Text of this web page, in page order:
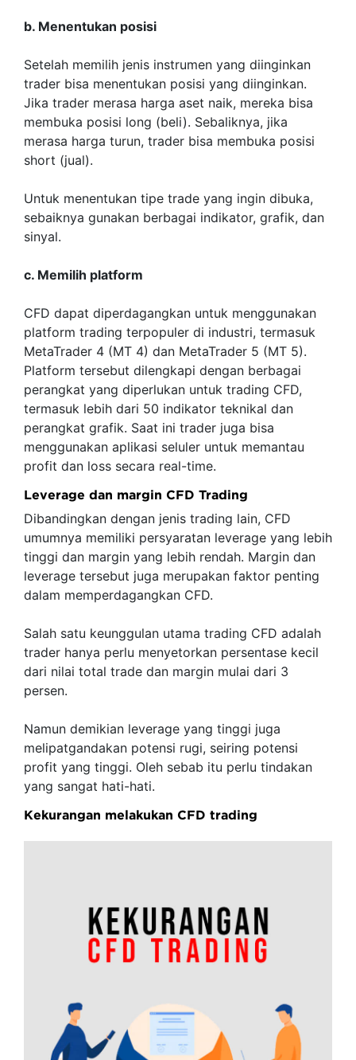
b. Menentukan posisi
Setelah memilih jenis instrumen yang diinginkan
trader bisa menentukan posisi yang diinginkan.
Jika trader merasa harga aset naik, mereka bisa
membuka posisi long (beli). Sebaliknya, jika
merasa harga turun, trader bisa membuka posisi
short (jual).
Untuk menentukan tipe trade yang ingin dibuka,
sebaiknya gunakan berbagai indikator, grafik, dan
sinyal.
c. Memilih platform
CFD dapat diperdagangkan untuk menggunakan
platform trading terpopuler di industri, termasuk
MetaTrader 4 (MT 4) dan MetaTrader 5 (MT 5).
Platform tersebut dilengkapi dengan berbagai
perangkat yang diperlukan untuk trading CFD,
termasuk lebih dari 50 indikator teknikal dan
perangkat grafik. Saat ini trader juga bisa
menggunakan aplikasi seluler untuk memantau
profit dan loss secara real-time.
Leverage dan margin CFD Trading
Dibandingkan dengan jenis trading lain, CFD
umumnya memiliki persyaratan leverage yang lebih
tinggi dan margin yang lebih rendah. Margin dan
leverage tersebut juga merupakan faktor penting
dalam memperdagangkan CFD.
Salah satu keunggulan utama trading CFD adalah
trader hanya perlu menyetorkan persentase kecil
dari nilai total trade dan margin mulai dari 3
persen.
Namun demikian leverage yang tinggi juga
melipatgandakan potensi rugi, seiring potensi
profit yang tinggi. Oleh sebab itu perlu tindakan
yang sangat hati-hati.
Kekurangan melakukan CFD trading